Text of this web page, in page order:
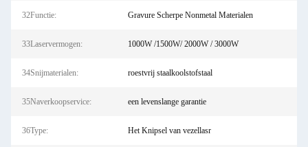
32Functie: Gravure Scherpe Nonmetal Materialen
33Laservermogen: 1000W /1500W/ 2000W / 3000W
34Snijmaterialen: roestvrij staalkoolstofstaal
35Naverkoopservice: een levenslange garantie
36Type: Het Knipsel van vezellasr